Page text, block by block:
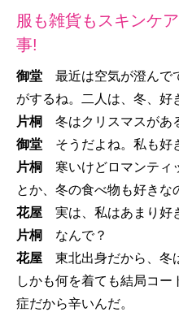
服も雑貨もスキンケ
事!
御堂 最近は空気が澄んで
がするね。二人は、冬、好
片桐 冬はクリスマスがあ
御堂 そうだよね。私も
片桐 寒いけどロマンテ
とか、冬の食べ物も好きな
花屋 実は、私はあまり
片桐 なんで？
花屋 東北出身だから、冬
しかも何を着ても結局コー
症だから辛いんだ。